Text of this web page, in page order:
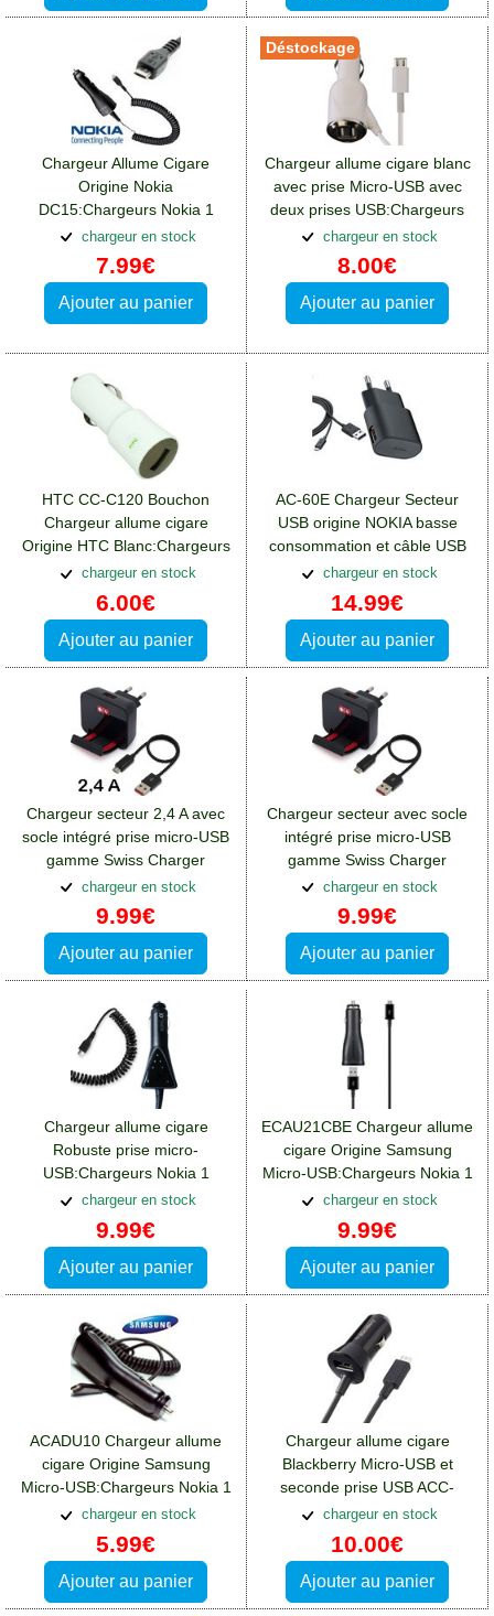
Chargeur Allume Cigare
Origine Nokia
DC15:Chargeurs Nokia 1
chargeur en stock
7.99€
Ajouter au panier
Chargeur allume cigare blanc
avec prise Micro-USB avec
deux prises USB:Chargeurs
Nokia 1
chargeur en stock
8.00€
Ajouter au panier
Déstockage
HTC CC-C120 Bouchon
Chargeur allume cigare
Origine HTC Blanc:Chargeurs
Nokia 1
chargeur en stock
6.00€
Ajouter au panier
AC-60E Chargeur Secteur
USB origine NOKIA basse
consommation et câble USB
MicroUSB:Chargeurs Nokia 1
chargeur en stock
14.99€
Ajouter au panier
Chargeur secteur 2,4 A avec
socle intégré prise micro-USB
gamme Swiss Charger
SCH20022:Chargeurs Nokia 1
chargeur en stock
9.99€
Ajouter au panier
Chargeur secteur avec socle
intégré prise micro-USB
gamme Swiss Charger
SCH20012:Chargeurs Nokia 1
chargeur en stock
9.99€
Ajouter au panier
Chargeur allume cigare
Robuste prise micro-
USB:Chargeurs Nokia 1
chargeur en stock
9.99€
Ajouter au panier
ECAU21CBE Chargeur allume
cigare Origine Samsung
Micro-USB:Chargeurs Nokia 1
chargeur en stock
9.99€
Ajouter au panier
ACADU10 Chargeur allume
cigare Origine Samsung
Micro-USB:Chargeurs Nokia 1
chargeur en stock
5.99€
Ajouter au panier
Chargeur allume cigare
Blackberry Micro-USB et
seconde prise USB ACC-
48181-201:Chargeurs Nokia 1
chargeur en stock
10.00€
Ajouter au panier